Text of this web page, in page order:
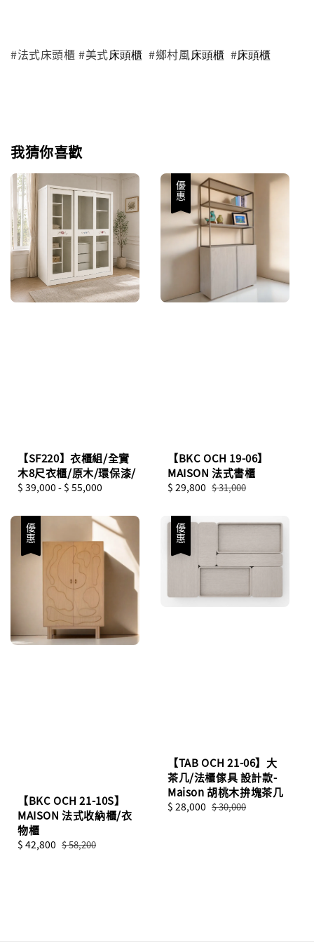
#法式床頭櫃 #美式床頭櫃 #鄉村風床頭櫃#床頭櫃
我猜你喜歡
【SF220】衣櫃組/全實
木8尺衣櫃/原木/環保漆/
Regular
$ 39,000 - $ 55,000
優惠
【BKC OCH 19-06】
MAISON 法式書櫃
Sale
$ 29,800 Regular
$ 31,000
優惠
【BKC OCH 21-10S】
MAISON 法式收納櫃/衣
物櫃
Sale
$ 42,800 Regular
$ 58,200
優惠
【TAB OCH 21-06】大
茶几/法櫃傢具 設計款-
Maison 胡桃木拚塊茶几
Sale
$ 28,000 Regular
$ 30,000